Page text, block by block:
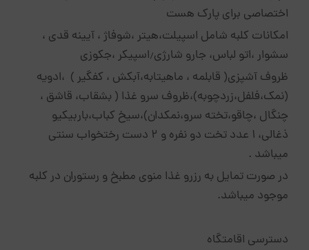
اختصاصی برای پارک هست
امکانات کلبه شامل اسپیلت،هیتر ،شوفاژ ، آیینه قدی ،
سشوار ،اتو لباس، جارو شارژی٫اسپیکر ،جکوزی
ظروف آشپزی( قابلمه ، ماهیتابه،آبکش ، کفگیر ) ،ادویه
(نمک،فلفل،زردچوبه)،ظروف سرو غذا ( بشقاب، قاشق ،
چنگال ،چاقو،تخته سرو،نمکدان)،سیخ کباب،باربیکیو
ذغالی، 1 عدد تخت دو نفره و 2 دست رختخواب سنتی
میباشد .
در صورت تمایل به رزرو غذا منوی مطبخ و رستوران در کلبه
موجود میباشد.
دسترسی اقامتگاه